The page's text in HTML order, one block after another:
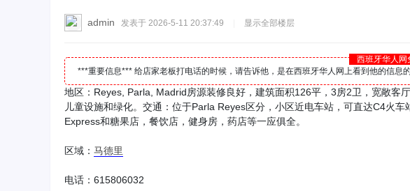
admin 发表于 2026-5-11 20:37:49 显示全部楼层
西班牙华人网
***重要信息*** 给店家老板打电话的时候，请告诉他，是在西班牙华人网上看到他的信息的
地区：Reyes, Parla, Madrid房源装修良好，建筑面积126平，3房2卫，宽敞客
儿童设施和绿化。交通：位于Parla Reyes区分，小区近电车站，可直达C4火
Express和糖果店，餐饮店，健身房，药店等一应俱全。
区域： 马德里
电话：615806032